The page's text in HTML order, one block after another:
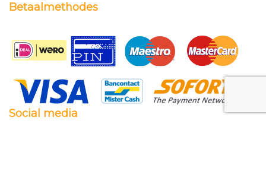
Betaalmethodes
Social media